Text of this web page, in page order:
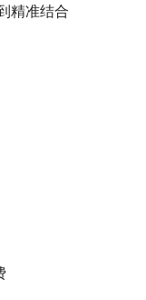
精准结合